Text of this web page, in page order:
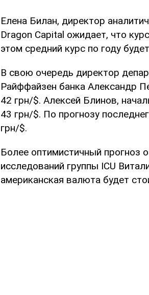
Елена Билан, директор
Dragon Capital ожидает, что
этом средний курс по году
В свою очередь директор
Райффайзен банка Александр
42 грн/$. Алексей Блинов,
43 грн/$. По прогнозу
грн/$.
Более оптимистичный прогноз
исследований группы ICU
американская валюта будет